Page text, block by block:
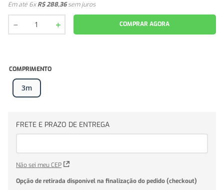
Em até 6xR$288,36sem juros
＋
－ COMPRAR AGORA
COMPRIMENTO
3m
Não sei meu CEP